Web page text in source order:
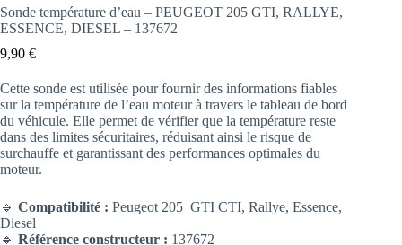
Sonde température d’eau – PEUGEOT 205 GTI, RALLYE,
ESSENCE, DIESEL – 137672
9,90 €
Cette sonde est utilisée pour fournir des informations fiables
sur la température de l’eau moteur à travers le tableau de bord
du véhicule. Elle permet de vérifier que la température reste
dans des limites sécuritaires, réduisant ainsi le risque de
surchauffe et garantissant des performances optimales du
moteur.
🔹 Compatibilité : Peugeot 205 GTI CTI, Rallye, Essence,
Diesel
🔹 Référence constructeur : 137672